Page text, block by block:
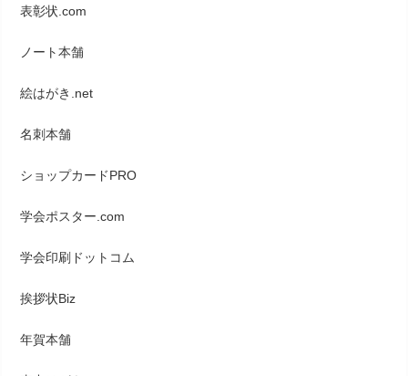
表彰状.com
ノート本舗
絵はがき.net
名刺本舗
ショップカードPRO
学会ポスター.com
学会印刷ドットコム
挨拶状Biz
年賀本舗